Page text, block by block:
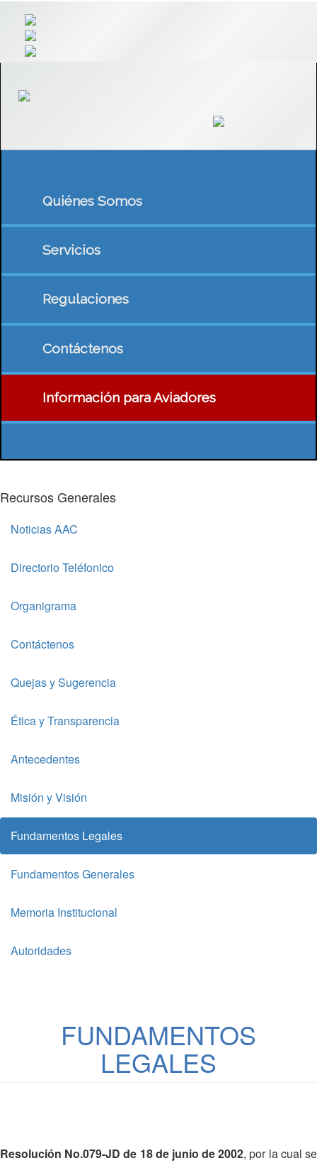
Quiénes Somos
Servicios
Regulaciones
Contáctenos
Información para Aviadores
Recursos Generales
Noticias AAC
Directorio Teléfonico
Organigrama
Contáctenos
Quejas y Sugerencia
Ética y Transparencia
Antecedentes
Misión y Visión
Fundamentos Legales
Fundamentos Generales
Memoria Institucional
Autoridades
FUNDAMENTOS
LEGALES
Resolución No.079-JD de 18 de junio de 2002, por la cual se